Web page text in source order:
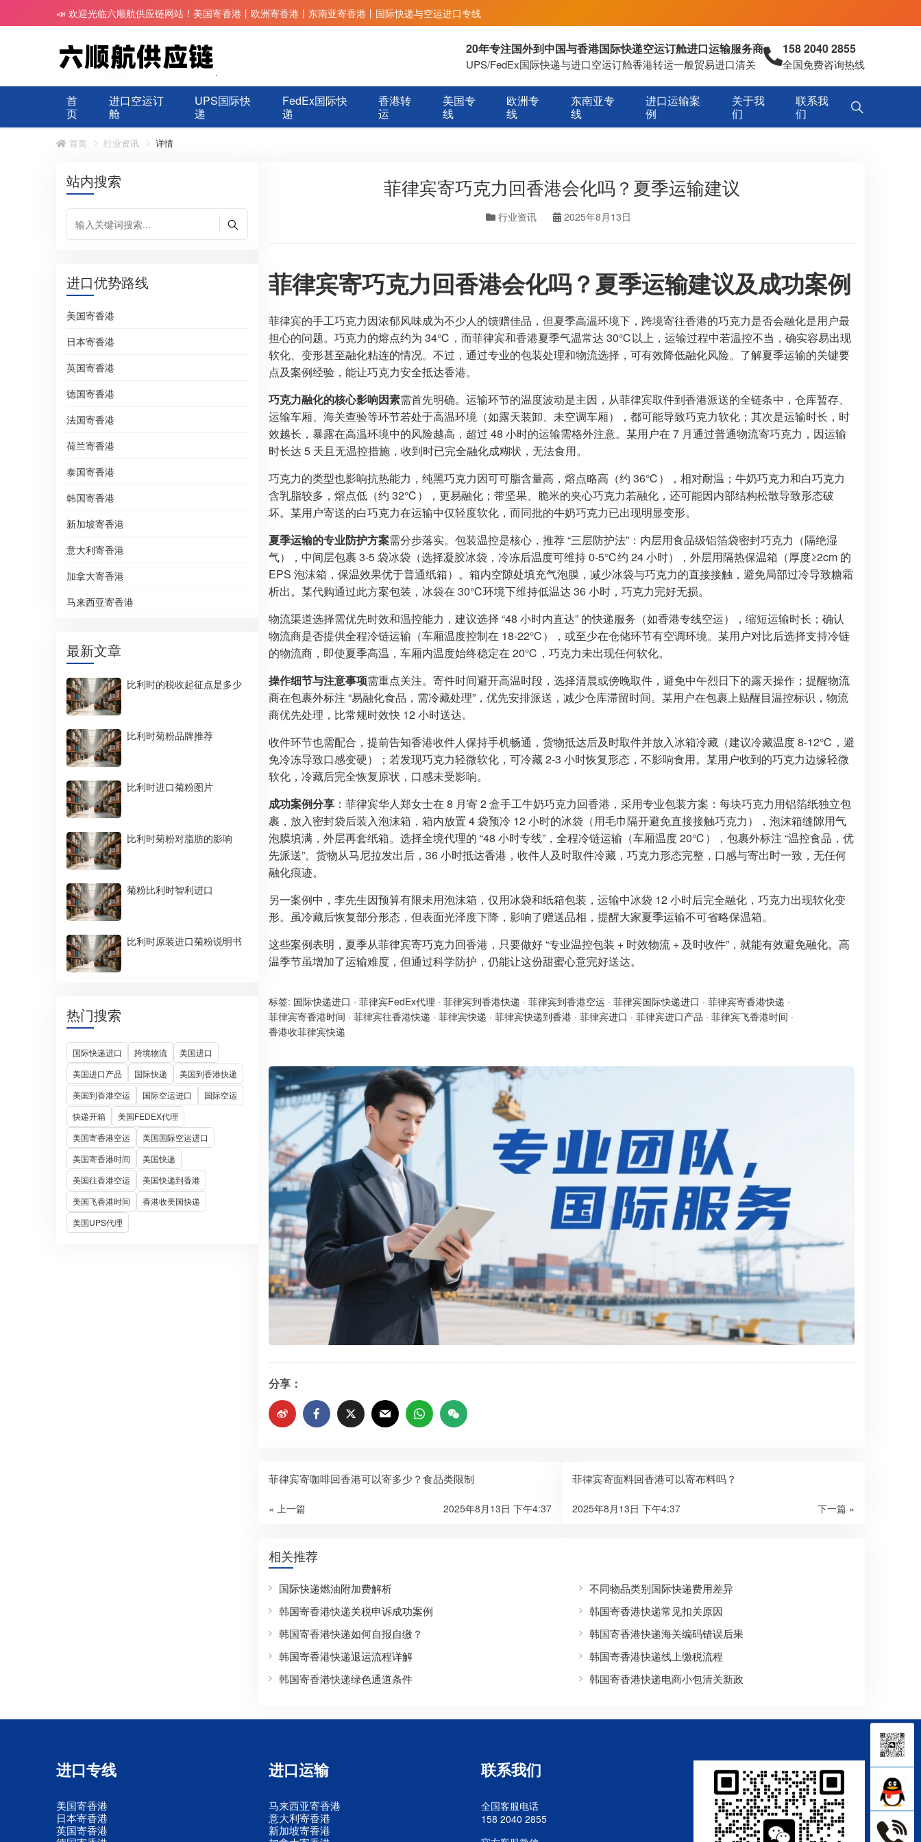
📣 欢迎光临六顺航供应链网站！美国寄香港丨欧洲寄香港丨东南亚寄香港丨国际快递与空运进口专线
20年专注国外到中国与香港国际快递空运订舱进口运输服务商
UPS/FedEx国际快递与进口空运订舱香港转运一般贸易进口清关
158 2040 2855
全国免费咨询热线
首
页
进口空运订
舱
UPS国际快
递
FedEx国际快
递
香港转
运
美国专
线
欧洲专
线
东南亚专
线
进口运输案
例
关于我
们
联系我
们
首页 行业资讯 详情
站内搜索
进口优势路线
美国寄香港
日本寄香港
英国寄香港
德国寄香港
法国寄香港
荷兰寄香港
泰国寄香港
韩国寄香港
新加坡寄香港
意大利寄香港
加拿大寄香港
马来西亚寄香港
最新文章
比利时的税收起征点是多少
比利时菊粉品牌推荐
比利时进口菊粉图片
比利时菊粉对脂肪的影响
菊粉比利时智利进口
比利时原装进口菊粉说明书
热门搜索
国际快递进口 跨境物流
美国进口
美国进口产品
国际快递
美国到香港快递
美国到香港空运
国际空运进口
国际空运
快递开箱
美国FEDEX代理
美国寄香港空运
美国国际空运进口
美国寄香港时间
美国快递
美国往香港空运
美国快递到香港
美国飞香港时间
香港收美国快递
美国UPS代理
菲律宾寄巧克力回香港会化吗？夏季运输建议
行业资讯 2025年8月13日
菲律宾寄巧克力回香港会化吗？夏季运输建议及成功案例
菲律宾的手工巧克力因浓郁风味成为不少人的馈赠佳品，但夏季高温环境下，跨境寄往香港的巧克力是否会融化是用户最
担心的问题。巧克力的熔点约为 34℃，而菲律宾和香港夏季气温常达 30℃以上，运输过程中若温控不当，确实容易出现
软化、变形甚至融化粘连的情况。不过，通过专业的包装处理和物流选择，可有效降低融化风险。了解夏季运输的关键要
点及案例经验，能让巧克力安全抵达香港。
巧克力融化的核心影响因素需首先明确。运输环节的温度波动是主因，从菲律宾取件到香港派送的全链条中，仓库暂存、
运输车厢、海关查验等环节若处于高温环境（如露天装卸、未空调车厢），都可能导致巧克力软化；其次是运输时长，时
效越长，暴露在高温环境中的风险越高，超过 48 小时的运输需格外注意。某用户在 7 月通过普通物流寄巧克力，因运输
时长达 5 天且无温控措施，收到时已完全融化成糊状，无法食用。
巧克力的类型也影响抗热能力，纯黑巧克力因可可脂含量高，熔点略高（约 36℃），相对耐温；牛奶巧克力和白巧克力
含乳脂较多，熔点低（约 32℃），更易融化；带坚果、脆米的夹心巧克力若融化，还可能因内部结构松散导致形态破
坏。某用户寄送的白巧克力在运输中仅轻度软化，而同批的牛奶巧克力已出现明显变形。
夏季运输的专业防护方案需分步落实。包装温控是核心，推荐 “三层防护法”：内层用食品级铝箔袋密封巧克力（隔绝湿
气），中间层包裹 3-5 袋冰袋（选择凝胶冰袋，冷冻后温度可维持 0-5℃约 24 小时），外层用隔热保温箱（厚度≥2cm 的
EPS 泡沫箱，保温效果优于普通纸箱）。箱内空隙处填充气泡膜，减少冰袋与巧克力的直接接触，避免局部过冷导致糖霜
析出。某代购通过此方案包装，冰袋在 30℃环境下维持低温达 36 小时，巧克力完好无损。
物流渠道选择需优先时效和温控能力，建议选择 “48 小时内直达” 的快递服务（如香港专线空运），缩短运输时长；确认
物流商是否提供全程冷链运输（车厢温度控制在 18-22℃），或至少在仓储环节有空调环境。某用户对比后选择支持冷链
的物流商，即使夏季高温，车厢内温度始终稳定在 20℃，巧克力未出现任何软化。
操作细节与注意事项需重点关注。寄件时间避开高温时段，选择清晨或傍晚取件，避免中午烈日下的露天操作；提醒物流
商在包裹外标注 “易融化食品，需冷藏处理”，优先安排派送，减少仓库滞留时间。某用户在包裹上贴醒目温控标识，物流
商优先处理，比常规时效快 12 小时送达。
收件环节也需配合，提前告知香港收件人保持手机畅通，货物抵达后及时取件并放入冰箱冷藏（建议冷藏温度 8-12℃，避
免冷冻导致口感变硬）；若发现巧克力轻微软化，可冷藏 2-3 小时恢复形态，不影响食用。某用户收到的巧克力边缘轻微
软化，冷藏后完全恢复原状，口感未受影响。
成功案例分享 ：菲律宾华人郑女士在 8 月寄 2 盒手工牛奶巧克力回香港，采用专业包装方案：每块巧克力用铝箔纸独立包
裹，放入密封袋后装入泡沫箱，箱内放置 4 袋预冷 12 小时的冰袋（用毛巾隔开避免直接接触巧克力），泡沫箱缝隙用气
泡膜填满，外层再套纸箱。选择全境代理的 “48 小时专线”，全程冷链运输（车厢温度 20℃），包裹外标注 “温控食品，优
先派送”。货物从马尼拉发出后，36 小时抵达香港，收件人及时取件冷藏，巧克力形态完整，口感与寄出时一致，无任何
融化痕迹。
另一案例中，李先生因预算有限未用泡沫箱，仅用冰袋和纸箱包装，运输中冰袋 12 小时后完全融化，巧克力出现软化变
形。虽冷藏后恢复部分形态，但表面光泽度下降，影响了赠送品相，提醒大家夏季运输不可省略保温箱。
这些案例表明，夏季从菲律宾寄巧克力回香港，只要做好 “专业温控包装 + 时效物流 + 及时收件”，就能有效避免融化。高
温季节虽增加了运输难度，但通过科学防护，仍能让这份甜蜜心意完好送达。
标签: 国际快递进口 · 菲律宾FedEx代理 · 菲律宾到香港快递 · 菲律宾到香港空运 · 菲律宾国际快递进口 · 菲律宾寄香港快递 ·
菲律宾寄香港时间 · 菲律宾往香港快递 · 菲律宾快递 · 菲律宾快递到香港 · 菲律宾进口 · 菲律宾进口产品 · 菲律宾飞香港时间 ·
香港收菲律宾快递
分享：
菲律宾寄咖啡回香港可以寄多少？食品类限制
« 上一篇 2025年8月13日 下午4:37
菲律宾寄面料回香港可以寄布料吗？
下一篇 »
2025年8月13日 下午4:37
相关推荐
国际快递燃油附加费解析
不同物品类别国际快递费用差异
韩国寄香港快递关税申诉成功案例
韩国寄香港快递常见扣关原因
韩国寄香港快递如何自报自缴？
韩国寄香港快递海关编码错误后果
韩国寄香港快递退运流程详解
韩国寄香港快递线上缴税流程
韩国寄香港快递绿色通道条件
韩国寄香港快递电商小包清关新政
进口专线
美国寄香港
日本寄香港
英国寄香港
进口运输
马来西亚寄香港
意大利寄香港
新加坡寄香港
联系我们
全国客服电话
158 2040 2855